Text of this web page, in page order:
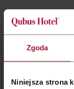
Zgoda
Niniejsza strona
Praca w
nas